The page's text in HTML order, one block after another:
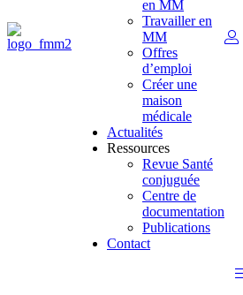
en MM
Travailler en
MM
Offres
d’emploi
Créer une
maison
médicale
Actualités
Ressources
Revue Santé
conjuguée
Centre de
documentation
Publications
Contact